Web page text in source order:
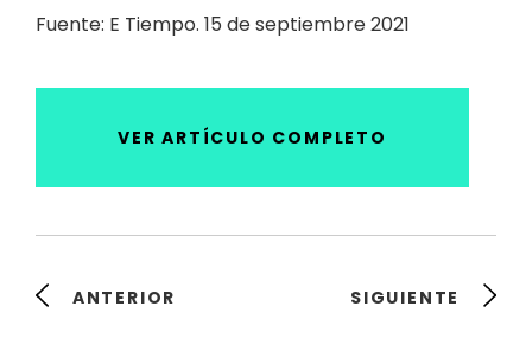
Fuente: E Tiempo. 15 de septiembre 2021
VER ARTÍCULO COMPLETO
ANTERIOR SIGUIENTE